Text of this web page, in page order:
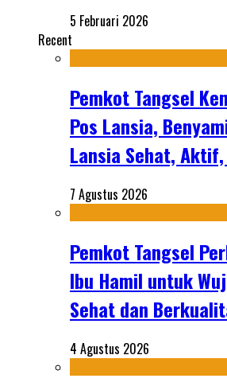
5 Februari 2026
Recent
Pemkot Tangsel
Pos Lansia,
Lansia Sehat,
7 Agustus 2026
Pemkot Tangsel
Ibu Hamil untuk
Sehat dan
4 Agustus 2026